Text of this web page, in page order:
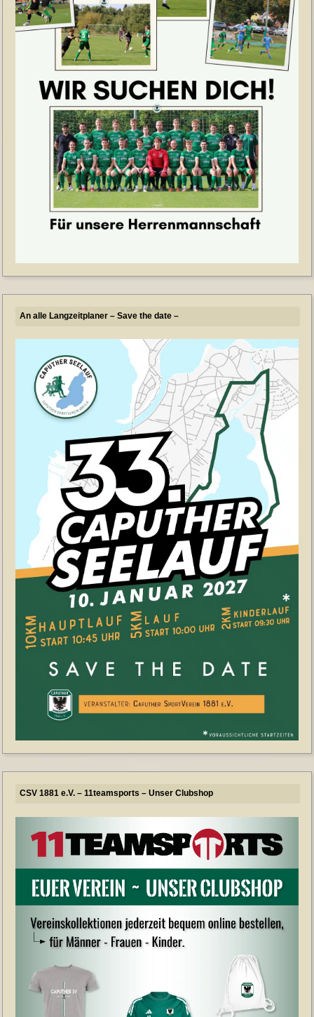
An alle Langzeitplaner – Save the date –
CSV 1881 e.V. – 11teamsports – Unser Clubshop